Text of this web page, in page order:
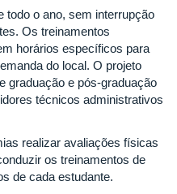
todo o ano, sem interrupção
Os treinamentos
horários específicos para
do local. O projeto
graduação e pós-graduação
técnicos administrativos
realizar avaliações físicas
os treinamentos de
de cada estudante.